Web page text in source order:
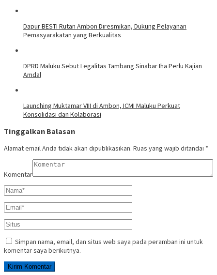
Dapur BESTI Rutan Ambon Diresmikan, Dukung Pelayanan
Pemasyarakatan yang Berkualitas
DPRD Maluku Sebut Legalitas Tambang Sinabar Iha Perlu Kajian
Amdal
Launching Muktamar VIII di Ambon, ICMI Maluku Perkuat
Konsolidasi dan Kolaborasi
Tinggalkan Balasan
Alamat email Anda tidak akan dipublikasikan. Ruas yang wajib ditandai *
Komentar
Simpan nama, email, dan situs web saya pada peramban ini untuk
komentar saya berikutnya.